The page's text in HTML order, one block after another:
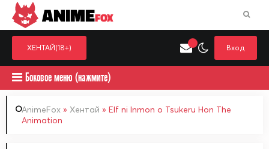
ANIMEFOX
ХЕНТАЙ(18+) Вход
Боковое меню (нажмите)
AnimeFox » Хентай » Elf ni Inmon o Tsukeru Hon The
Animation